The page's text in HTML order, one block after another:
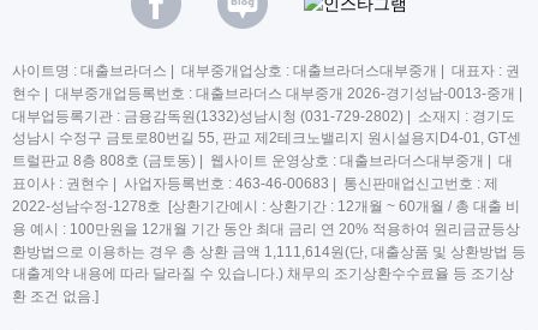
사이트명 : 대출브라더스 | 대부중개업상호 : 대출브라더스대부중개 | 대표자 : 권
현수 | 대부중개업등록번호 : 대출브라더스 대부중개 2026-경기성남-0013-중개 |
대부업등록기관 : 금융감독원(1332)성남시청 (031-729-2802) | 소재지 : 경기도
성남시 수정구 금토로80번길 55, 판교 제2테크노밸리지 원시설용지D4-01, GT센
트럴판교 8층 808호 (금토동) | 웹사이트 운영상호 : 대출브라더스대부중개 | 대
표이사 : 권현수 | 사업자등록번호 : 463-46-00683 | 통신판매업신고번호 : 제
2022-성남수정-1278호 [상환기간예시 : 상환기간 : 12개월 ~ 60개월 / 총 대출 비
용 예시 : 100만원을 12개월 기간 동안 최대 금리 연 20% 적용하여 원리금균등상
환방법으로 이용하는 경우 총 상환 금액 1,111,614원(단, 대출상품 및 상환방법 등
대출계약 내용에 따라 달라질 수 있습니다.) 채무의 조기상환수수료율 등 조기상
환 조건 없음.]